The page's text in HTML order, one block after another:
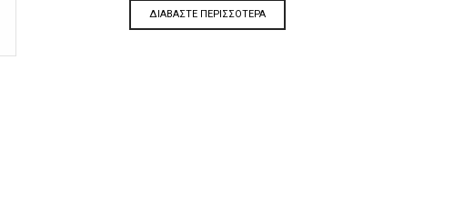
ΔΙΑΒΆΣΤΕ ΠΕΡΙΣΣΌΤΕΡΑ